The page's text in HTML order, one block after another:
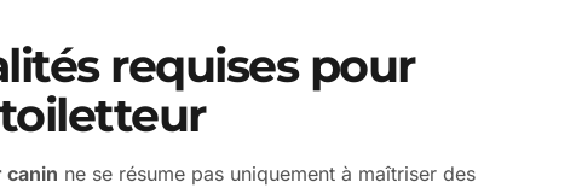
requises pour
canin ne se résume pas uniquement à maîtriser des